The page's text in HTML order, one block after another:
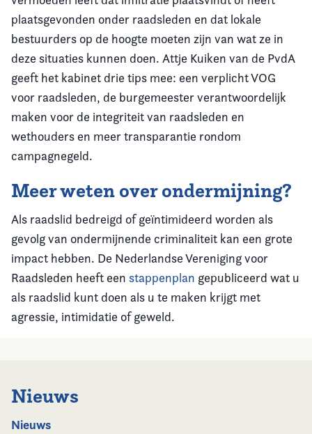
plaatsgevonden onder raadsleden en dat lokale
bestuurders op de hoogte moeten zijn van wat ze in
deze situaties kunnen doen. Attje Kuiken van de PvdA
geeft het kabinet drie tips mee: een verplicht VOG
voor raadsleden, de burgemeester verantwoordelijk
maken voor de integriteit van raadsleden en
wethouders en meer transparantie rondom
campagnegeld.
Meer weten over ondermijning?
Als raadslid bedreigd of geïntimideerd worden als
gevolg van ondermijnende criminaliteit kan een grote
impact hebben. De Nederlandse Vereniging voor
Raadsleden heeft een stappenplan gepubliceerd wat u
als raadslid kunt doen als u te maken krijgt met
agressie, intimidatie of geweld.
Nieuws
Nieuws